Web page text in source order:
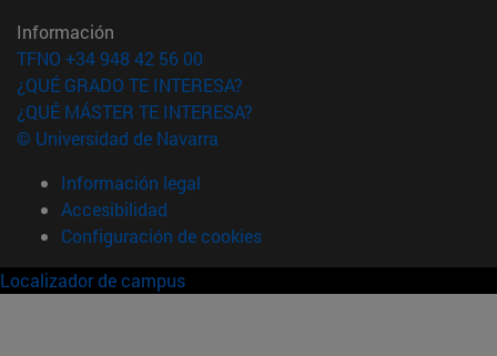
Información
TFNO +34 948 42 56 00
¿QUÉ GRADO TE INTERESA?
¿QUÉ MÁSTER TE INTERESA?
© Universidad de Navarra
Información legal
Accesibilidad
Configuración de cookies
Localizador de campus